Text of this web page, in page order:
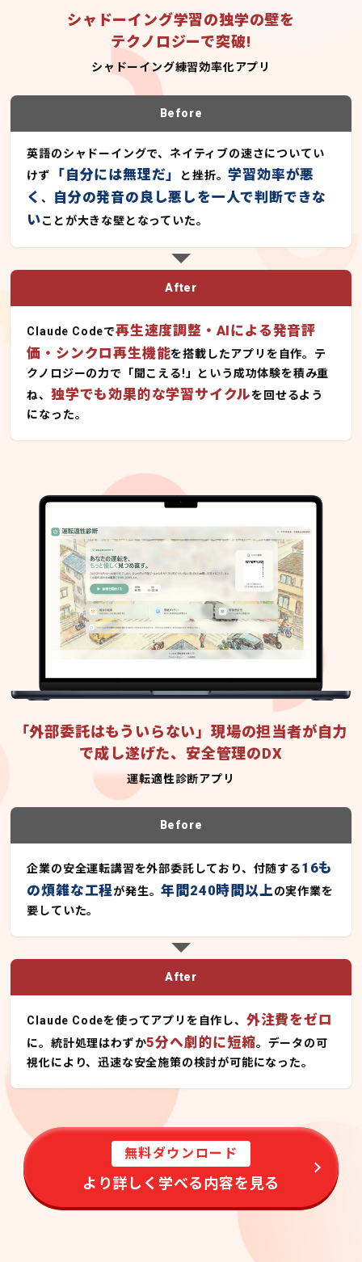
シャドーイング学習の独学の壁を
テクノロジーで突破!
シャドーイング練習効率化アプリ
Before
英語のシャドーイングで、ネイティブの速さについてい
けず
「自分には無理だ」 と挫折。学習効率が悪
く、
自分の発音の良し悪しを一人で判断できな
いことが大きな壁となっていた。
After
Claude Codeで再生速度調整・AIによる発音評
価・シンクロ再生機能を搭載したアプリを自作。テ
クノロジーの力で「聞こえる!」という成功体験を積み重
ね、独学でも効果的な学習サイクルを回せるよう
になった。
「外部委託はもういらない」現場の担当者が自力
で成し遂げた、安全管理のDX
運転適性診断アプリ
Before
企業の安全運転講習を外部委託しており、付随する16も
の煩雑な工程が発生。年間240時間以上の実作業を
要していた。
After
Claude Codeを使ってアプリを自作し、 外注費をゼロ
に。統計処理はわずか5分へ劇的に短縮。データの可
視化により、迅速な安全施策の検討が可能になった。
無料ダウンロード
より詳しく学べる内容を見る